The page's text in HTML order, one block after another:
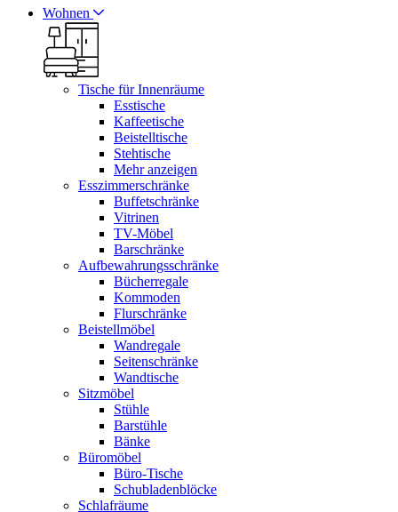
Wohnen
Tische für Innenräume
Esstische
Kaffeetische
Beistelltische
Stehtische
Mehr anzeigen
Esszimmerschränke
Buffetschränke
Vitrinen
TV-Möbel
Barschränke
Aufbewahrungsschränke
Bücherregale
Kommoden
Flurschränke
Beistellmöbel
Wandregale
Seitenschränke
Wandtische
Sitzmöbel
Stühle
Barstühle
Bänke
Büromöbel
Büro-Tische
Schubladenblöcke
Schlafräume